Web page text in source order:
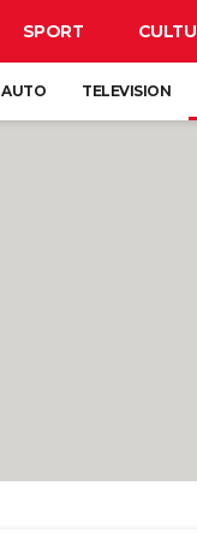
SPORT
AUTO TELEVISION